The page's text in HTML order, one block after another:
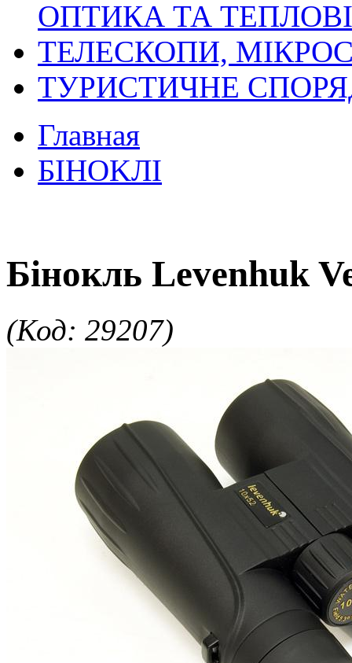
ОПТИКА ТА
ТЕЛЕСКОПИ,
ТУРИСТИЧНЕ
Главная
БIHOKЛI
Бінокль Levenhuk
(Код: 29207)